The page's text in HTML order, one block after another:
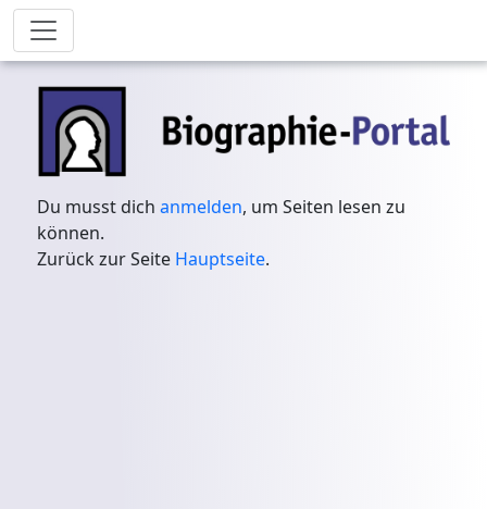
Du musst dichanmelden, um Seiten lesen zu
können.
Zurück zur Seite Hauptseite.